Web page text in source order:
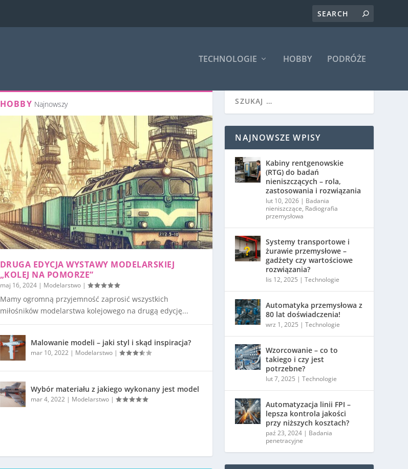
TECHNOLOGIE HOBBY PODRÓŻE
HOBBY Najnowszy
DRUGA EDYCJA WYSTAWY MODELARSKIEJ
„KOLEJ NA POMORZE”
maj 16, 2024| Modelarstwo|
Mamy ogromną przyjemność zaprosić wszystkich
miłośników modelarstwa kolejowego na drugą edycję...
Malowanie modeli – jaki styl i skąd inspiracja?
mar 10, 2022 | Modelarstwo|
Wybór materiału z jakiego wykonany jest model
mar 4, 2022 | Modelarstwo|
NAJNOWSZE WPISY
Kabiny rentgenowskie
(RTG) do badań
nieniszczących – rola,
zastosowania i rozwiązania
lut 10, 2026 | Badania
nieniszczące, Radiografia
przemysłowa
Systemy transportowe i
żurawie przemysłowe –
gadżety czy wartościowe
rozwiązania?
lis 12, 2025 |Technologie
Automatyka przemysłowa z
80 lat doświadczenia!
wrz 1, 2025 |Technologie
Wzorcowanie – co to
takiego i czy jest
potrzebne?
lut 7, 2025 |Technologie
Automatyzacja linii FPI –
lepsza kontrola jakości
przy niższych kosztach?
paź 23, 2024 | Badania
penetracyjne